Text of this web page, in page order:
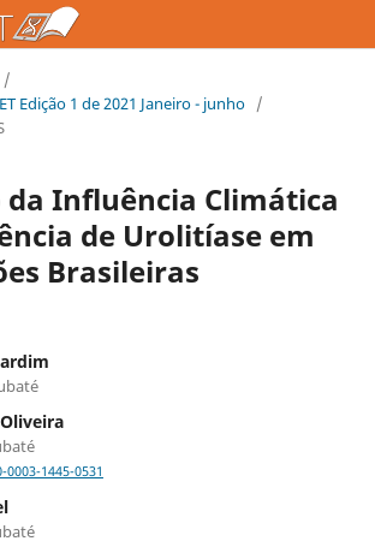
/
Edição 1 de 2021 Janeiro - junho /
Influência Climática
de Urolitíase em
Brasileiras
1445-0531